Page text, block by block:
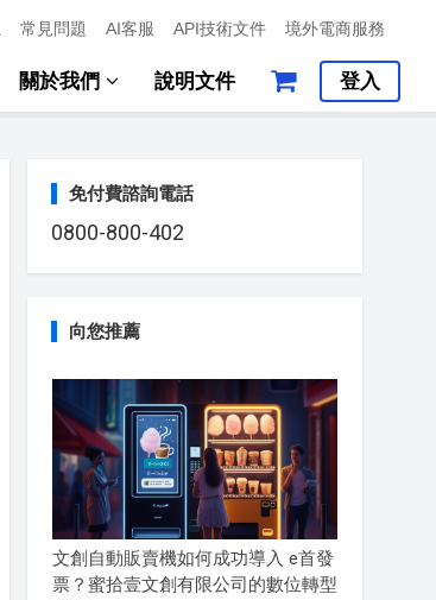
常見問題 AI客服 API技術文件 境外電商服務
關於我們 說明文件 登入
免付費諮詢電話
0800-800-402
向您推薦
文創自動販賣機如何成功導入 e首發
票？蜜拾壹文創有限公司的數位轉型